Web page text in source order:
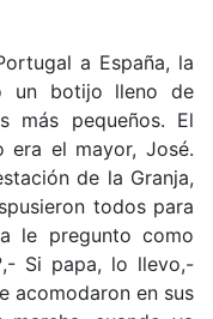
a España, la
un botijo lleno de
más pequeños. El
era el mayor, José.
de la Granja,
todos para
le pregunto como
Si papa, lo llevo,-
acomodaron en sus